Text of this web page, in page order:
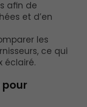
afin de
et d’en
les
ce qui
éclairé.
pour